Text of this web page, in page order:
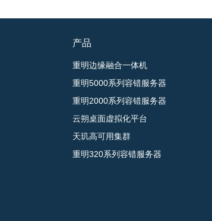
产品
重明边缘融合一体机
重明5000系列容错服务器
重明2000系列容错服务器
云朔桌面虚拟化平台
天玑高可用集群
重明320系列容错服务器